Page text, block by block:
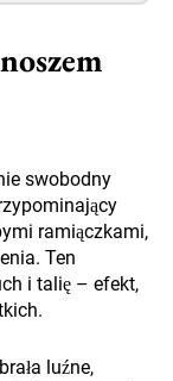
swobodny
ramiączkami,
Ten
i talię – efekt,
luźne,